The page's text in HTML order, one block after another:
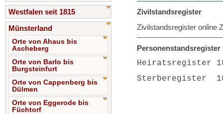
Westfalen seit 1815
Münsterland
Orte von Ahaus bis
Ascheberg
Orte von Barlo bis
Burgsteinfurt
Orte von Cappenberg bis
Dülmen
Orte von Eggerode bis
Füchtorf
Zivilstandsregister
Zivilstandsregister online
Personenstandsregister
Heiratsregister
Sterberegister